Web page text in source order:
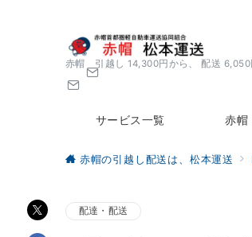
赤帽 引越し 14,300円から、 配送
サービス一覧 赤帽
赤帽の引越し配送は、松本運送
配達・配送